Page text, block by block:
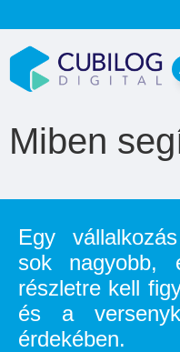
Miben
Egy
sok nagyobb,
részletre kell
és a
érdekében.